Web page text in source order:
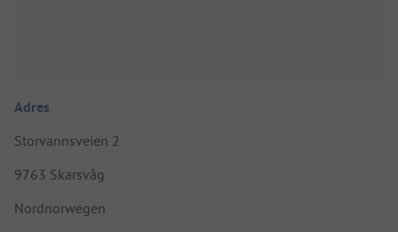
Adres
Storvannsveien 2
9763 Skarsvåg
Nordnorwegen